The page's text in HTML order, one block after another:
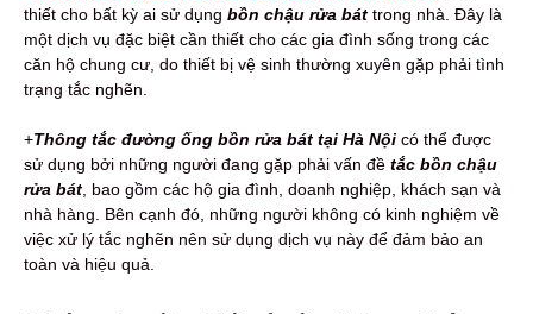
thiết cho bất kỳ ai sử dụng bồn chậu rửa bát trong nhà. Đây là
một dịch vụ đặc biệt cần thiết cho các gia đình sống trong các
căn hộ chung cư, do thiết bị vệ sinh thường xuyên gặp phải tình
trạng tắc nghẽn.
+Thông tắc đường ống bồn rửa bát tại Hà Nội có thể được
sử dụng bởi những người đang gặp phải vấn đề tắc bồn chậu
rửa bát , bao gồm các hộ gia đình, doanh nghiệp, khách sạn và
nhà hàng. Bên cạnh đó, những người không có kinh nghiệm về
việc xử lý tắc nghẽn nên sử dụng dịch vụ này để đảm bảo an
toàn và hiệu quả.